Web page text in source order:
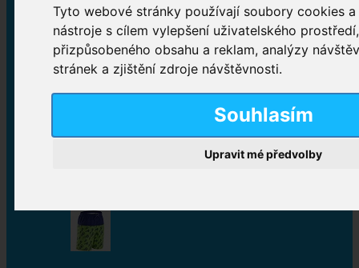
Tyto webové stránky používají soubory cookies
nástroje s cílem vylepšení uživatelského
přizpůsobeného obsahu a reklam, analýzy
stránek a zjištění zdroje návštěvnosti.
Souhlasím
Upravit mé předvolby
Inkontinenční kalhotky
Plenkové kalhotky navlékací,Plenkové kalhotky
zalepovací,Inkontinenční kalhotky dámské
Inkontinenční vložky